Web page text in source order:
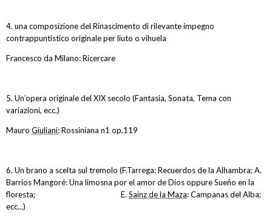
4. una composizione del Rinascimento di rilevante impegno
contrappuntistico originale per liuto o vihuela
Francesco da Milano: Ricercare
5. Un’opera originale del XIX secolo (Fantasia, Sonata, Tema con
variazioni, ecc.)
Mauro Giuliani: Rossiniana n1 op.119
6. Un brano a scelta sul tremolo (F.Tarrega: Recuerdos de la Alhambra; A.
Barrios Mangoré: Una limosna por el amor de Dios oppure Sueño en la
floresta; E. Sainz de la Maza: Campanas del Alba;
ecc...)